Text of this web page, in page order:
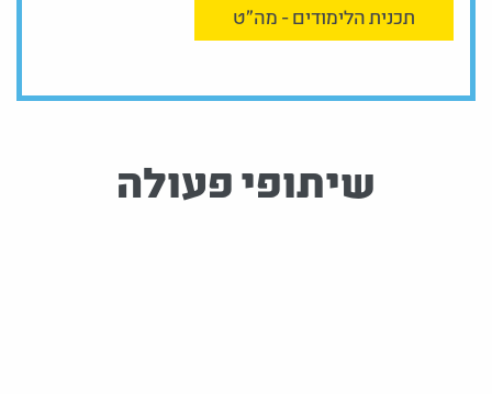
תכנית הלימודים - מה"ט
שיתופי פעולה